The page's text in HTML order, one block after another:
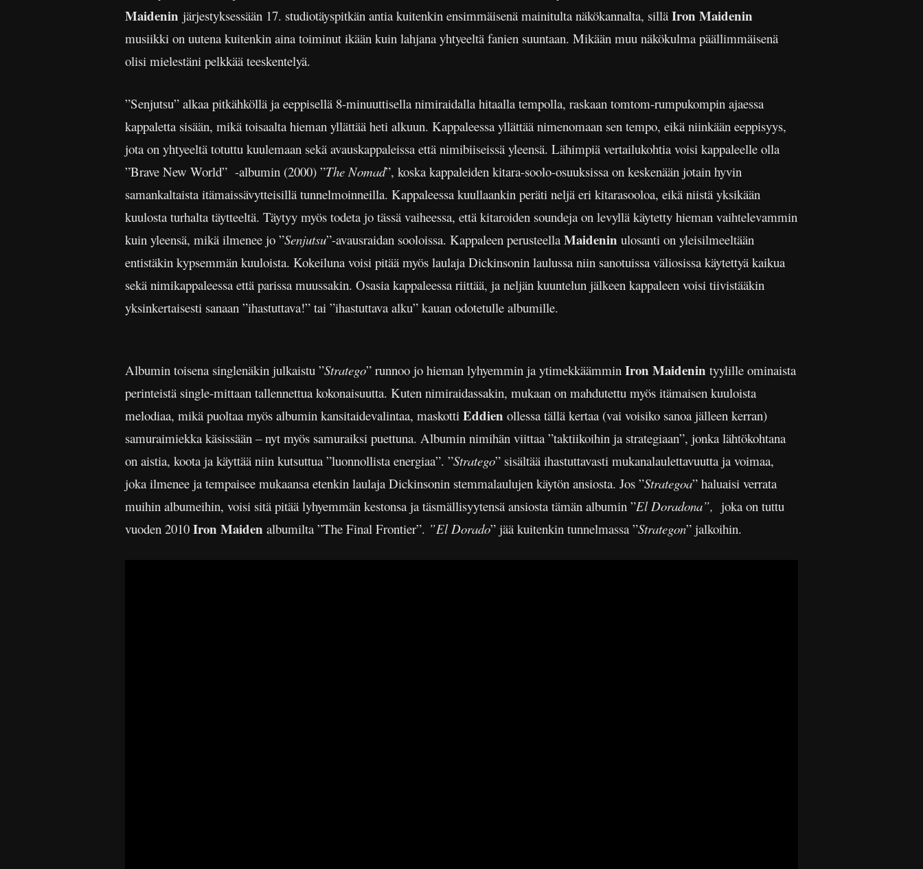
Maidenin järjestyksessään 17. studiotäyspitkän antia kuitenkin ensimmäisenä mainitulta näkökannalta, silläIron Maidenin
musiikki on uutena kuitenkin aina toiminut ikään kuin lahjana yhtyeeltä fanien suuntaan. Mikään muu näkökulma päällimmäisenä
olisi mielestäni pelkkää teeskentelyä.
”Senjutsu” alkaa pitkähköllä ja eeppisellä 8-minuuttisella nimiraidalla hitaalla tempolla, raskaan tomtom-rumpukompin ajaessa
kappaletta sisään, mikä toisaalta hieman yllättää heti alkuun. Kappaleessa yllättää nimenomaan sen tempo, eikä niinkään eeppisyys,
jota on yhtyeeltä totuttu kuulemaan sekä avauskappaleissa että nimibiiseissä yleensä. Lähimpiä vertailukohtia voisi kappaleelle olla
”Brave New World” -albumin (2000) ”The Nomad”, koska kappaleiden kitara-soolo-osuuksissa on keskenään jotain hyvin
samankaltaista itämaissävytteisillä tunnelmoinneilla. Kappaleessa kuullaankin peräti neljä eri kitarasooloa, eikä niistä yksikään
kuulosta turhalta täytteeltä. Täytyy myös todeta jo tässä vaiheessa, että kitaroiden soundeja on levyllä käytetty hieman vaihtelevammin
kuin yleensä, mikä ilmenee jo ”Senjutsu”-avausraidan sooloissa. Kappaleen perusteellaMaidenin ulosanti on yleisilmeeltään
entistäkin kypsemmän kuuloista. Kokeiluna voisi pitää myös laulaja Dickinsonin laulussa niin sanotuissa väliosissa käytettyä kaikua
sekä nimikappaleessa että parissa muussakin. Osasia kappaleessa riittää, ja neljän kuuntelun jälkeen kappaleen voisi tiivistääkin
yksinkertaisesti sanaan ”ihastuttava!” tai ”ihastuttava alku” kauan odotetulle albumille.
Albumin toisena singlenäkin julkaistu ”Stratego” runnoo jo hieman lyhyemmin ja ytimekkäämmin Iron Maidenin tyylille ominaista
perinteistä single-mittaan tallennettua kokonaisuutta. Kuten nimiraidassakin, mukaan on mahdutettu myös itämaisen kuuloista
melodiaa, mikä puoltaa myös albumin kansitaidevalintaa, maskotti Eddien ollessa tällä kertaa (vai voisiko sanoa jälleen kerran)
samuraimiekka käsissään – nyt myös samuraiksi puettuna. Albumin nimihän viittaa ”taktiikoihin ja strategiaan”, jonka lähtökohtana
on aistia, koota ja käyttää niin kutsuttua ”luonnollista energiaa”. ”Stratego” sisältää ihastuttavasti mukanalaulettavuutta ja voimaa,
joka ilmenee ja tempaisee mukaansa etenkin laulaja Dickinsonin stemmalaulujen käytön ansiosta. Jos ”Strategoa” haluaisi verrata
muihin albumeihin, voisi sitä pitää lyhyemmän kestonsa ja täsmällisyytensä ansiosta tämän albumin ”El Doradona”, joka on tuttu
vuoden 2010 Iron Maiden albumilta ”The Final Frontier”. ”El Dorado” jää kuitenkin tunnelmassa ”Strategon” jalkoihin.